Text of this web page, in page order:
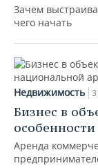
Зачем
чего начать
Недвижимость
Бизнес в
Аренда